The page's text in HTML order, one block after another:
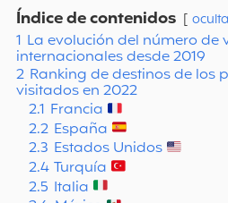
Índice de contenidos
1 La evolución del número de
internacionales desde 2019
2 Ranking de destinos de los
visitados en 2022
2.1 Francia
2.2 España
2.3 Estados Unidos
2.4 Turquía
2.5 Italia